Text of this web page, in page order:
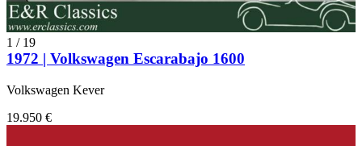
1 / 19
1972 | Volkswagen Escarabajo 1600
Volkswagen Kever
19.950 €